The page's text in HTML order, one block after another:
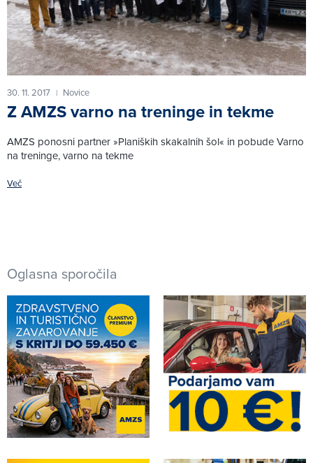
30. 11. 2017 | Novice
Z AMZS varno na treninge in tekme
AMZS ponosni partner »Planiških skakalnih šol« in pobude Varno
na treninge, varno na tekme
Več
Oglasna sporočila